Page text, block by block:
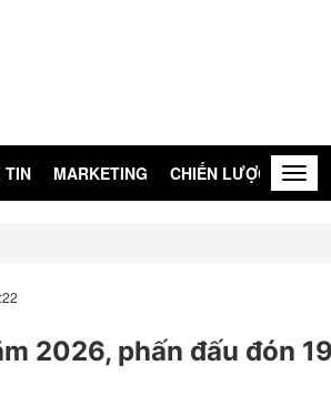
TIN MARKETING CHIẾN LƯỢC
2026, phấn đấu đón